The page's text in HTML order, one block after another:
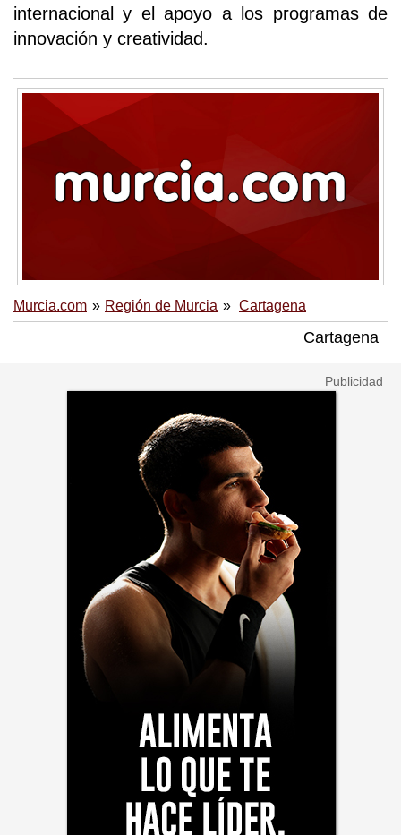
internacional y el apoyo a los programas de
innovación y creatividad.
Murcia.com Región de Murcia Cartagena
Cartagena